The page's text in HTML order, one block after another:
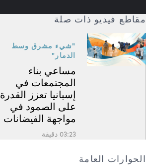
مقاطع فيديو ذات صلة
"شيء مشرق وسط
الدمار"
مساعي بناء
المجتمعات في
إسبانيا تعزز القدرة
على الصمود في
مواجهة الفيضانات
03:23 دقيقة
الحوارات العامة